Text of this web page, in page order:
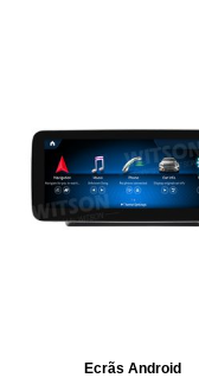
Ecrãs Android